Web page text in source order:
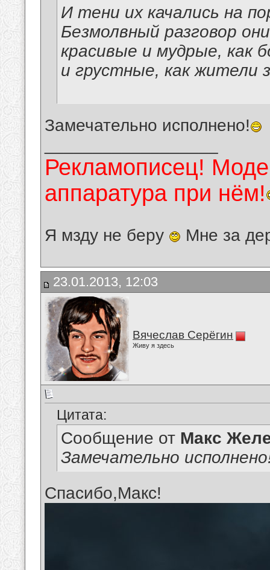
И тени их качались на
Безмолвный разговор
красивые и мудрые, как
и грустные, как жители
Замечательно исполнено!
Рекламописец!
аппаратура при нём!
Я мзду не беру Мне за
23.01.2013, 12:03
Вячеслав Серёгин
Живу я здесь
Цитата:
Сообщение от Макс
Замечательно
Спасибо,Макс!